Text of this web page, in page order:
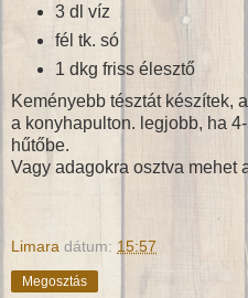
3 dl víz
fél tk. só
1 dkg friss élesztő
Keményebb tésztát készítek,
a konyhapulton. legjobb, ha
hűtőbe.
Vagy adagokra osztva mehet
Limara dátum: 15:57
Megosztás